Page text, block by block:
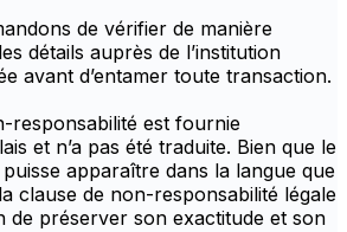
de vérifier de manière
détails auprès de l’institution
avant d’entamer toute transaction.
responsabilité est fournie
et n’a pas été traduite. Bien que le
apparaître dans la langue que
clause de non-responsabilité légale
de préserver son exactitude et son